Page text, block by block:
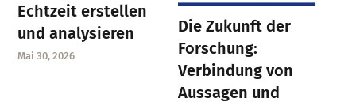
Echtzeit erstellen
und analysieren
Mai 30, 2026
Die Zukunft der
Forschung:
Verbindung von
Aussagen und